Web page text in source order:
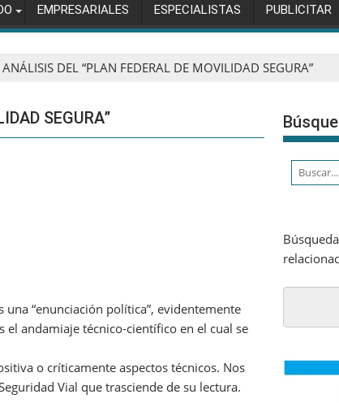
EMPRESARIALES ESPECIALISTAS PUBLICITAR
DEL “PLAN FEDERAL DE MOVILIDAD SEGURA”
SEGURA”
“enunciación política”, evidentemente
andamiaje técnico-científico en el cual se
o críticamente aspectos técnicos. Nos
Vial que trasciende de su lectura.